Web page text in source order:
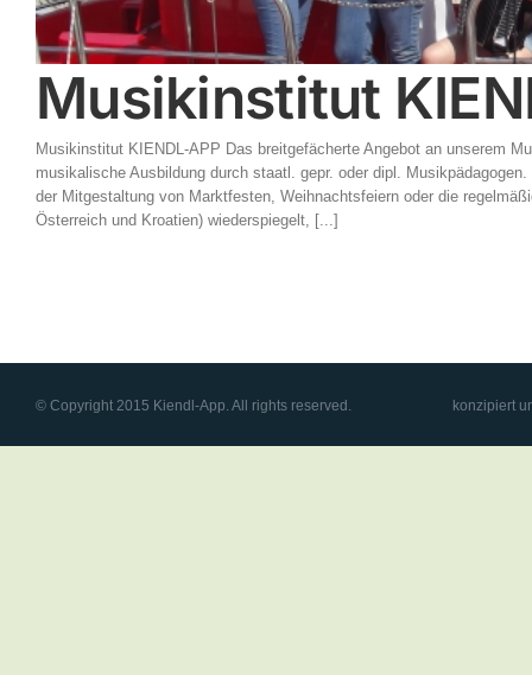
Musikinstitut
Musikinstitut KIENDL-APP Das breitgefächerte Angebot an unserem
musikalische Ausbildung durch staatl. gepr. oder dipl.
der Mitgestaltung von Marktfesten, Weihnachtsfeiern oder die
Österreich und Kroatien) wiederspiegelt, [...]
© Copyright 2015 Kiendl-App. All rights reserved. konzipiert